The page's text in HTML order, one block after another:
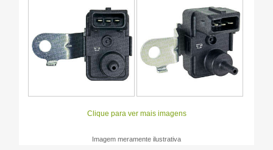
Clique para ver mais imagens
Imagem meramente ilustrativa